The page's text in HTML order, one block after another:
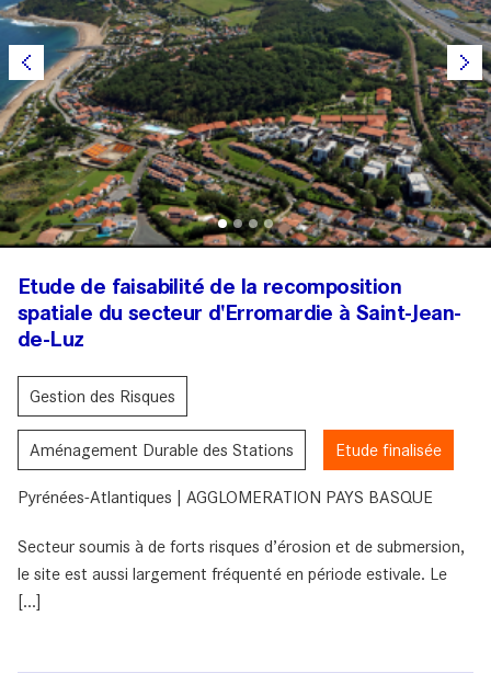
Etude de faisabilité de la recomposition
spatiale du secteur d'Erromardie à Saint-Jean-
de-Luz
Gestion des Risques
Aménagement Durable des Stations Etude finalisée
Pyrénées-Atlantiques | AGGLOMERATION PAYS BASQUE
Secteur soumis à de forts risques d’érosion et de submersion,
le site est aussi largement fréquenté en période estivale. Le
[...]